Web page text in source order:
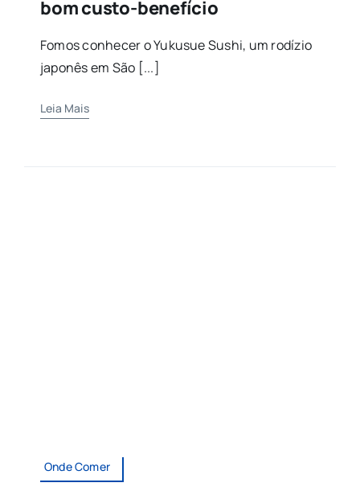
bom custo-benefício
Fomos conhecer o Yukusue Sushi, um rodízio
japonês em São [...]
Leia Mais
Onde Comer